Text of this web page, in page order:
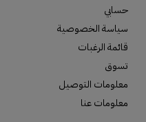
حسابي
سياسة الخصوصية
قائمة الرغبات
تسوق
معلومات التوصيل
معلومات عنا